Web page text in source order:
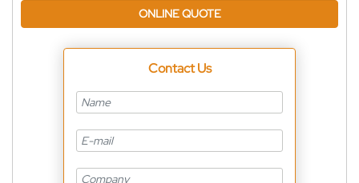
ONLINE QUOTE
Contact Us